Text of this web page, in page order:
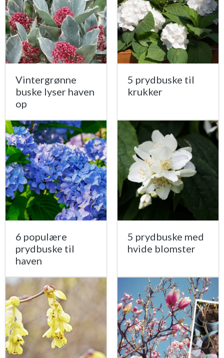
Vintergrønne
buske lyser haven
op
5 prydbuske til
krukker
6 populære
prydbuske til
haven
5 prydbuske med
hvide blomster